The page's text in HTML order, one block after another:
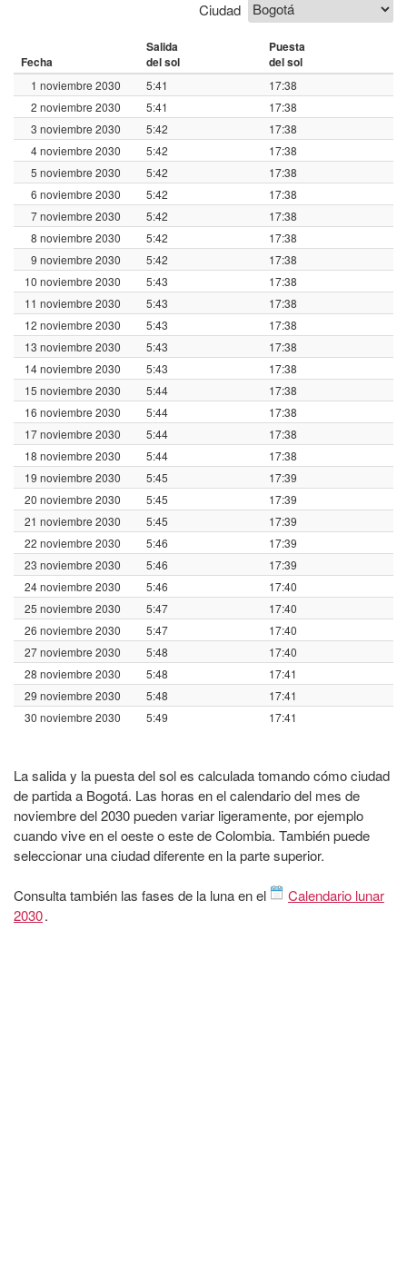
Ciudad
Fecha
Salida
del sol
Puesta
del sol
1 noviembre 2030 5:41
17:38
2 noviembre 2030
5:41
17:38
3 noviembre 2030
5:42
17:38
4 noviembre 2030
5:42
17:38
5 noviembre 2030
5:42
17:38
6 noviembre 2030
5:42
17:38
7 noviembre 2030
5:42
17:38
8 noviembre 2030
5:42
17:38
9 noviembre 2030
5:42
17:38
10 noviembre 2030
5:43
17:38
11 noviembre 2030
5:43
17:38
12 noviembre 2030
5:43
17:38
13 noviembre 2030
5:43
17:38
14 noviembre 2030
5:43
17:38
15 noviembre 2030
5:44
17:38
16 noviembre 2030
5:44
17:38
17 noviembre 2030
5:44
17:38
18 noviembre 2030
5:44
17:38
19 noviembre 2030
5:45
17:39
20 noviembre 2030
5:45
17:39
21 noviembre 2030
5:45
17:39
22 noviembre 2030
5:46
17:39
23 noviembre 2030
5:46
17:39
24 noviembre 2030
5:46
17:40
25 noviembre 2030
5:47
17:40
26 noviembre 2030
5:47
17:40
27 noviembre 2030
5:48
17:40
28 noviembre 2030
5:48
17:41
29 noviembre 2030
5:48
17:41
30 noviembre 2030
5:49 17:41
La salida y la puesta del sol es calculada tomando cómo ciudad
de partida a Bogotá. Las horas en el calendario del mes de
noviembre del 2030 pueden variar ligeramente, por ejemplo
cuando vive en el oeste o este de Colombia. También puede
seleccionar una ciudad diferente en la parte superior.
Consulta también las fases de la luna en el
Calendario lunar
2030.